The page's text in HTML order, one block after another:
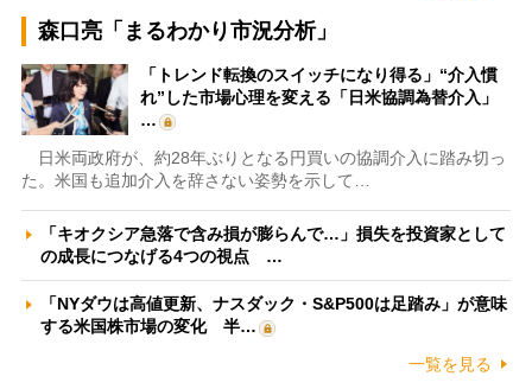
森口亮「まるわかり市況分析」
「トレンド転換のスイッチになり得る」“介入慣
れ”した市場心理を変える「日米協調為替介入」
…
日米両政府が、約28年ぶりとなる円買いの協調介入に踏み切っ
た。米国も追加介入を辞さない姿勢を示して…
「キオクシア急落で含み損が膨らんで…」損失を投資家として
の成長につなげる4つの視点 …
「NYダウは高値更新、ナスダック・S&P500は足踏み」が意味
する米国株市場の変化 半…
一覧を見る